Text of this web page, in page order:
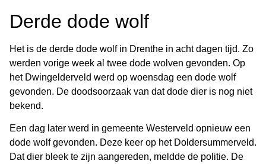
Derde dode wolf
Het is de derde dode wolf in Drenthe in acht dagen tijd. Zo
werden vorige week al twee dode wolven gevonden. Op
het Dwingelderveld werd op woensdag een dode wolf
gevonden. De doodsoorzaak van dat dode dier is nog niet
bekend.
Een dag later werd in gemeente Westerveld opnieuw een
dode wolf gevonden. Deze keer op het Doldersummerveld.
Dat dier bleek te zijn aangereden, meldde de politie. De